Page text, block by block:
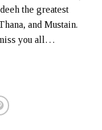
the greatest
and Mustain.
you all…